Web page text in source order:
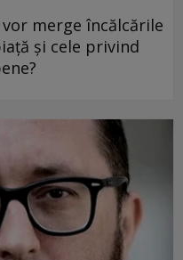
merge încălcările
și cele privind